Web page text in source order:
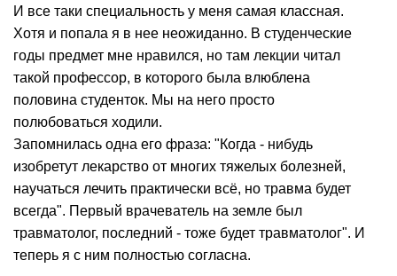
И все таки специальность у меня самая классная.
Хотя и попала я в нее неожиданно. В студенческие
годы предмет мне нравился, но там лекции читал
такой профессор, в которого была влюблена
половина студенток. Мы на него просто
полюбоваться ходили.
Запомнилась одна его фраза: "Когда - нибудь
изобретут лекарство от многих тяжелых болезней,
научаться лечить практически всё, но травма будет
всегда". Первый врачеватель на земле был
травматолог, последний - тоже будет травматолог". И
теперь я с ним полностью согласна.